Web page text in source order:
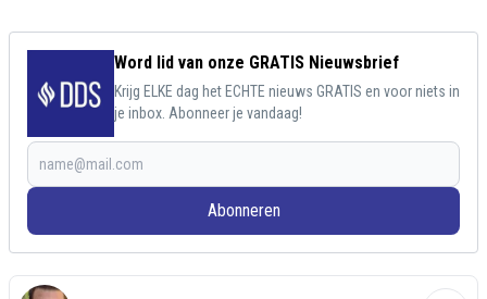
Word lid van onze GRATIS Nieuwsbrief
Krijg ELKE dag het ECHTE nieuws GRATIS en voor niets in
je inbox. Abonneer je vandaag!
Abonneren